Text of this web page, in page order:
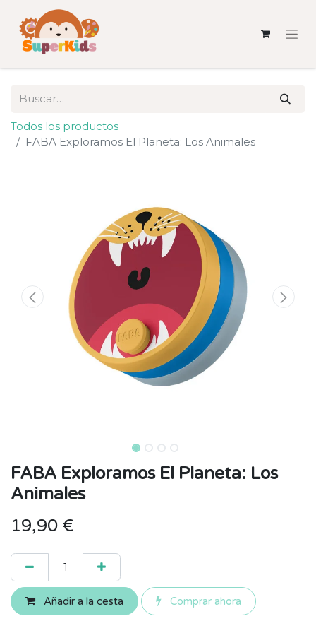
Todos los productos
FABA Exploramos El Planeta: Los Animales
FABA Exploramos El Planeta: Los
Animales
19,90 €
Añadir a la cesta Comprar ahora